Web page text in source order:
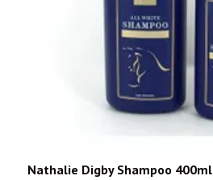
Nathalie Digby Shampoo 400ml